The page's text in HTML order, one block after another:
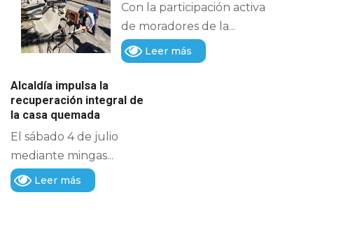
Con la participación activa
de moradores de la...
Leer más
Alcaldía impulsa la
recuperación integral de
la casa quemada
El sábado 4 de julio
mediante mingas...
Leer más